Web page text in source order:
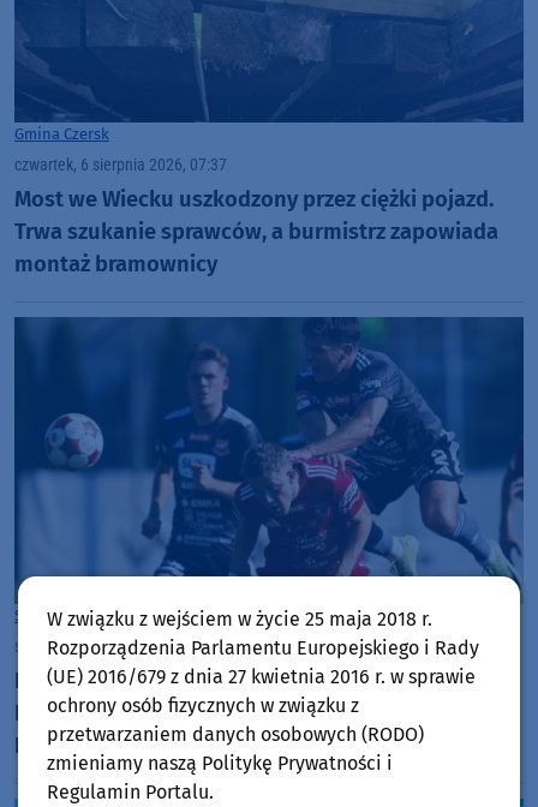
Gmina Czersk
czwartek, 6 sierpnia 2026, 07:37
Most we Wiecku uszkodzony przez ciężki pojazd.
Trwa szukanie sprawców, a burmistrz zapowiada
montaż bramownicy
SportChojnice
środa, 5 sierpnia 2026, 19:15
Koszmar Chojniczanki trwa. Odpadła z Pucharu
Polski już w pierwszym meczu. Przegrała z
Podhalem Nowy Targ 0:2. "Jesteśmy w totalnym
dołku. Czujemy się fatalnie"
W związku z wejściem w życie 25 maja 2018 r.
Rozporządzenia Parlamentu Europejskiego i Rady
(UE) 2016/679 z dnia 27 kwietnia 2016 r. w sprawie
ochrony osób fizycznych w związku z
przetwarzaniem danych osobowych (RODO)
zmieniamy naszą Politykę Prywatności i
Regulamin Portalu.